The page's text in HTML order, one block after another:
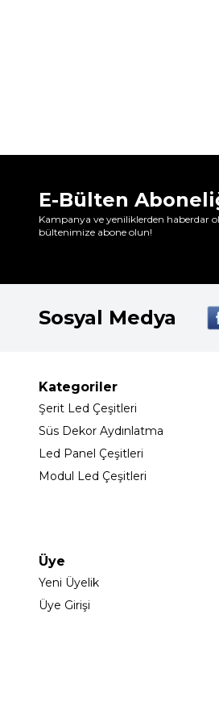
E-Bülten
Kampanya ve yeniliklerden haberdar
bültenimize abone olun!
Sosyal Medya
Kategoriler
Şerit Led Çeşitleri
Süs Dekor Aydınlatma
Led Panel Çeşitleri
Modul Led Çeşitleri
Üye
Yeni Üyelik
Üye Girişi